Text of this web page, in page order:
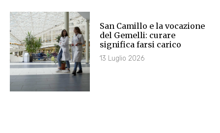
San Camillo e la vocazione
del Gemelli: curare
significa farsi carico
13 Luglio 2026